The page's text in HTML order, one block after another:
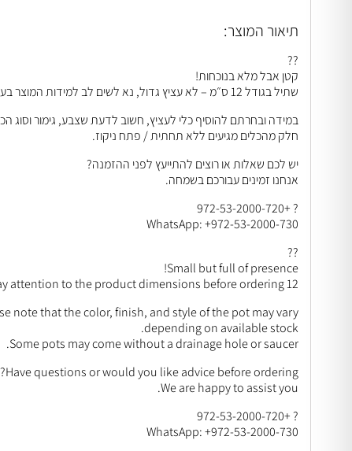
תיאור המוצר:
??
קטן אבל מלא בנוכחות!
שתיל בגודל 12 ס״מ – לא עציץ גדול, נא לשים לב למידות המוצר בעת ההזמנה.
במידה ובחרתם להוסיף כלי לעציץ, חשוב לדעת שצבע, גימור וסוג
חלק מהכלים מגיעים ללא תחתית / פתח ניקוז.
יש לכם שאלות או רוצים להתייעץ לפני ההזמנה?
אנחנו זמינים עבורכם בשמחה.
? +972-53-2000-720
WhatsApp: +972-53-2000-730
??
Small but full of presence!
12 cm plant – not a large pot, please pay attention to the product dimensions before ordering.
note that the color, finish, and style of the pot may vary
depending on available stock.
Some pots may come without a drainage hole or saucer.
Have questions or would you like advice before ordering?
We are happy to assist you.
? +972-53-2000-720
WhatsApp: +972-53-2000-730